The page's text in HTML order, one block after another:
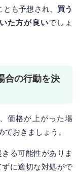
も予想され、 買う
た方が良いでしょ
合の行動を決
価格が上がった場
おきましょう。
る可能性がありま
に適切な対処がで